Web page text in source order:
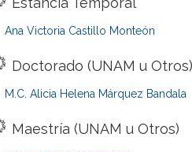
Ana Victoria Castillo Monteón
Doctorado (UNAM u Otros)
M.C. Alicia Helena Márquez Bandala
Maestría (UNAM u Otros)